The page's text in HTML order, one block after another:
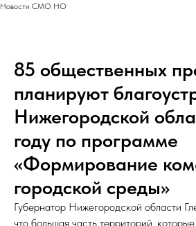
Новости СМО НО
85 общественных
планируют
Нижегородской
году по программе
«Формирование
городской среды»
Губернатор Нижегородской области
что большая часть территорий,